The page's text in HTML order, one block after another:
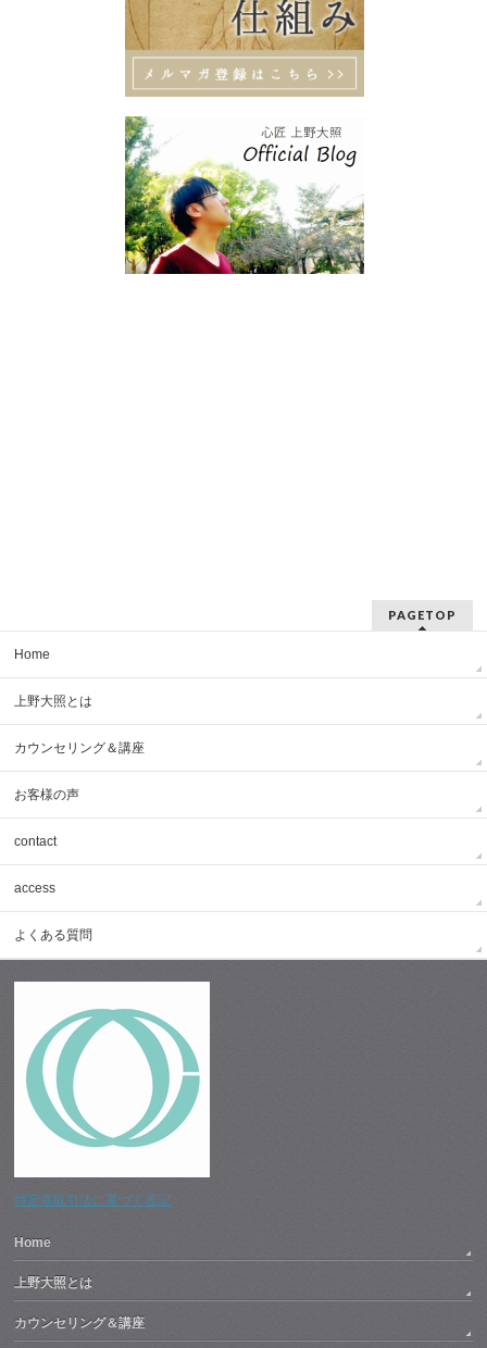
PAGETOP
Home
上野大照とは
カウンセリング＆講座
お客様の声
contact
access
よくある質問
特定商取引法に基づく表記
Home
上野大照とは
カウンセリング＆講座